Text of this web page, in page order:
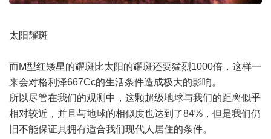
太阳耀斑
而M型红矮星的耀斑比太阳的耀斑还要猛烈1000倍，这样一
来会对格利泽667Cc的生活条件造成极大的影响。
所以尽管在我们的观测中，这颗超级地球与我们的距离似乎
相对较近，并且与地球的相似度也达到了84%，但是我们仍
旧不能保证其拥有适合我们现代人居住的条件。